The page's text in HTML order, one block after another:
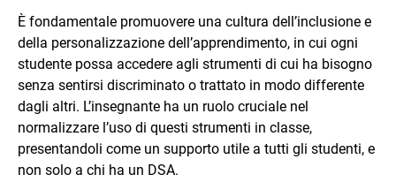
È fondamentale promuovere una cultura dell’inclusione e
della personalizzazione dell’apprendimento, in cui ogni
studente possa accedere agli strumenti di cui ha bisogno
senza sentirsi discriminato o trattato in modo differente
dagli altri. L’insegnante ha un ruolo cruciale nel
normalizzare l’uso di questi strumenti in classe,
presentandoli come un supporto utile a tutti gli studenti, e
non solo a chi ha un DSA.